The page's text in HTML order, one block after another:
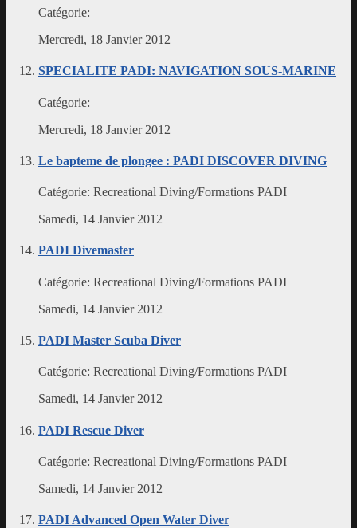
Catégorie:
Mercredi, 18 Janvier 2012
SPECIALITE PADI: NAVIGATION SOUS-MARINE
Catégorie:
Mercredi, 18 Janvier 2012
Le bapteme de plongee : PADI DISCOVER DIVING
Catégorie: Recreational Diving/Formations PADI
Samedi, 14 Janvier 2012
PADI Divemaster
Catégorie: Recreational Diving/Formations PADI
Samedi, 14 Janvier 2012
PADI Master Scuba Diver
Catégorie: Recreational Diving/Formations PADI
Samedi, 14 Janvier 2012
PADI Rescue Diver
Catégorie: Recreational Diving/Formations PADI
Samedi, 14 Janvier 2012
PADI Advanced Open Water Diver